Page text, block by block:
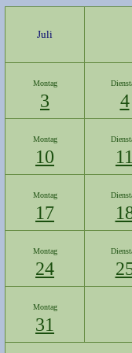
Juli
Montag
3 4
Montag
10 11
Montag
17
Montag
24
Montag
31